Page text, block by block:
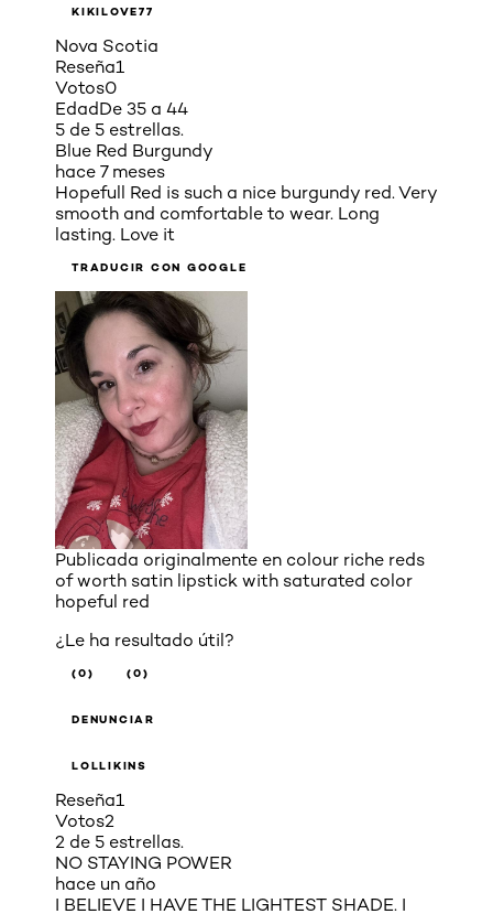
KIKILOVE77
Nova Scotia
Reseña1
Votos0
EdadDe 35 a 44
5 de 5 estrellas.
Blue Red Burgundy
hace 7 meses
Hopefull Red is such a nice burgundy red. Very
smooth and comfortable to wear. Long
lasting. Love it
TRADUCIR CON GOOGLE
Publicada originalmente en colour riche reds
of worth satin lipstick with saturated color
hopeful red
¿Le ha resultado útil?
(0) (0)
DENUNCIAR
LOLLIKINS
Reseña1
Votos2
2 de 5 estrellas.
NO STAYING POWER
hace un año
I BELIEVE I HAVE THE LIGHTEST SHADE. I